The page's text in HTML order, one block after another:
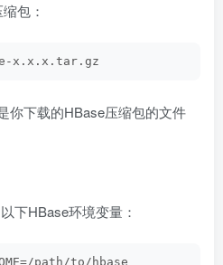
包：
x.x.x.tar.gz
你下载的HBase压缩包的文件
下HBase环境变量：
path/to/hbase